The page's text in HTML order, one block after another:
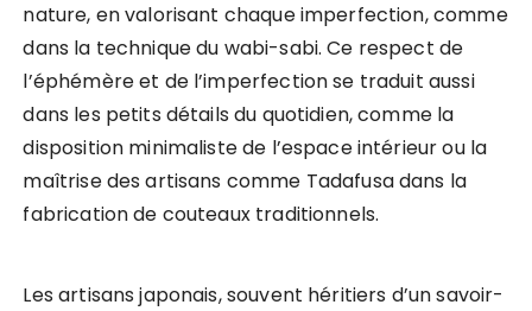
nature, en valorisant chaque imperfection, comme
dans la technique du wabi-sabi. Ce respect de
l’éphémère et de l’imperfection se traduit aussi
dans les petits détails du quotidien, comme la
disposition minimaliste de l’espace intérieur ou la
maîtrise des artisans comme Tadafusa dans la
fabrication de couteaux traditionnels.
Les artisans japonais, souvent héritiers d’un savoir-